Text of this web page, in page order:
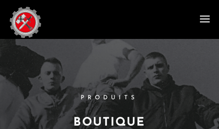
PRODUITS
BOUTIQUE